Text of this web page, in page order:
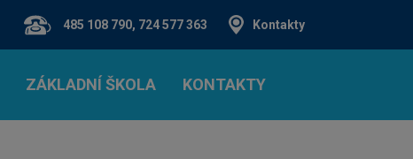
485 108 790, 724 577 363 Kontakty
ZÁKLADNÍ ŠKOLA KONTAKTY